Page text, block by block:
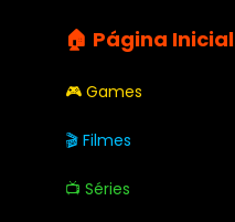
🏠 Página Inicial
🎮 Games
🎬 Filmes
📺 Séries